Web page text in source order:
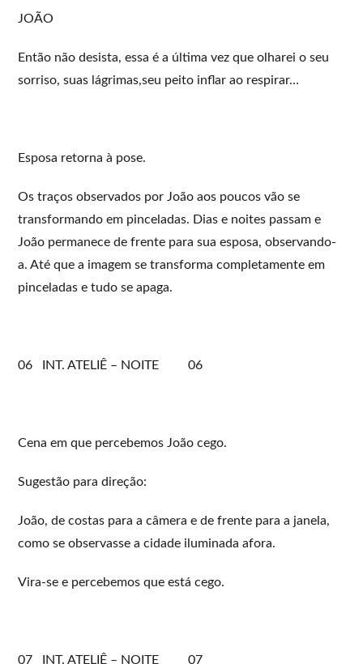
JOÃO
Então não desista, essa é a última vez que olharei o seu
sorriso, suas lágrimas,seu peito inflar ao respirar…
Esposa retorna à pose.
Os traços observados por João aos poucos vão se
transformando em pinceladas. Dias e noites passam e
João permanece de frente para sua esposa, observando-
a. Até que a imagem se transforma completamente em
pinceladas e tudo se apaga.
06 INT. ATELIÊ – NOITE 06
Cena em que percebemos João cego.
Sugestão para direção:
João, de costas para a câmera e de frente para a janela,
como se observasse a cidade iluminada afora.
Vira-se e percebemos que está cego.
07 INT. ATELIÊ – NOITE 07